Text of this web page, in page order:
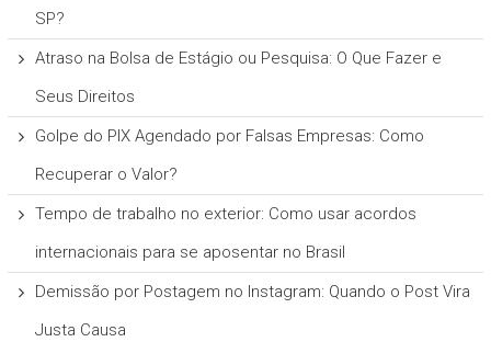
SP?
Atraso na Bolsa de Estágio ou Pesquisa: O Que Fazer e
Seus Direitos
Golpe do PIX Agendado por Falsas Empresas: Como
Recuperar o Valor?
Tempo de trabalho no exterior: Como usar acordos
internacionais para se aposentar no Brasil
Demissão por Postagem no Instagram: Quando o Post Vira
Justa Causa